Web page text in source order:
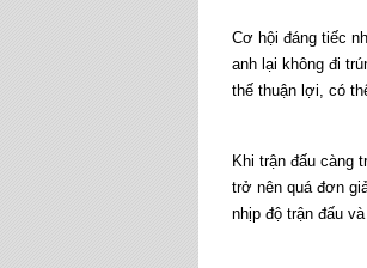
Cơ hội đáng tiếc
anh lại không đi
thế thuận lợi, có
Khi trận đấu càng
trở nên quá đơn
nhịp độ trận đấu